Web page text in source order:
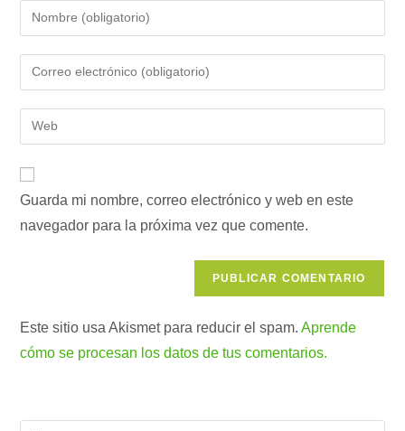
Introduce
tu
nombre
de
usuario
para
Introduce
tu
dirección
de
para
comentar
Introduce
la
de
tu
web
Guarda mi nombre, correo electrónico y web en este
navegador para la próxima vez que comente.
Este sitio usa Akismet para reducir el spam.Aprende
cómo se procesan los datos de tus comentarios.